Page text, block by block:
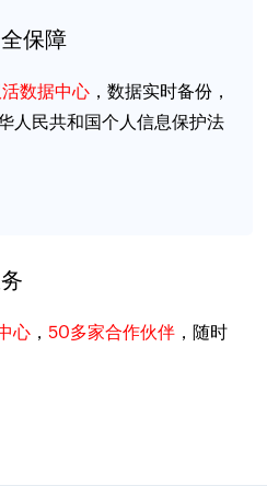
保障
数据中心 ，数据实时备份，
人民共和国个人信息保护法
心 ，50多家合作伙伴 ，随时